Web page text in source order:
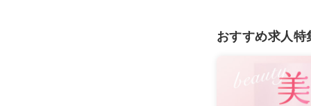
おすすめ求人特